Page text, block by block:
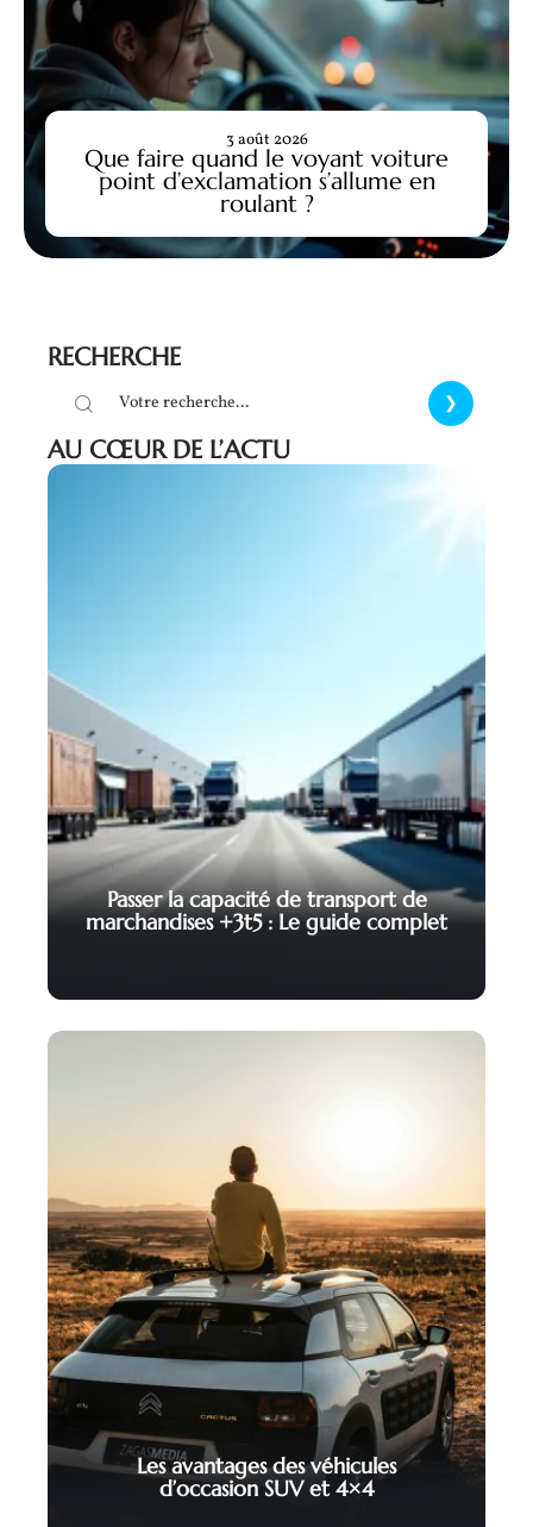
Que faire quand le voyant voiture
point d’exclamation s’allume en
roulant ?
3 août 2026
RECHERCHE
AU CŒUR DE L’ACTU
Passer la capacité de transport de
marchandises +3t5 : Le guide complet
Les avantages des véhicules
d’occasion SUV et 4×4